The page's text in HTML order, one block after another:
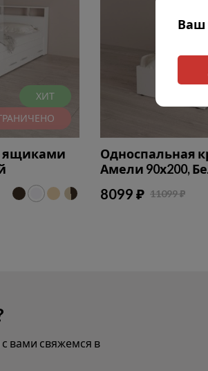
ХИТ
ящиками
Односпальная
Амели 90х200,
8099 ₽ 11099 ₽
вами свяжемся в
Ваш